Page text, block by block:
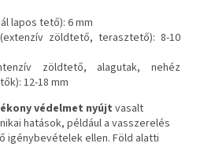
lapos tető): 6 mm
zöldtető, terasztető): 8-10
zöldtető, alagutak, nehéz
12-18 mm
védelmet nyújtvasalt
hatások, például a vasszerelés
igénybevételek ellen. Föld alatti